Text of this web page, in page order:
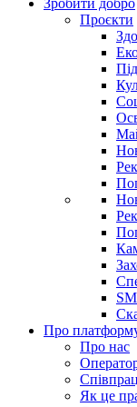
Зробити добро
Проєкти
Про
Про нас
Як це